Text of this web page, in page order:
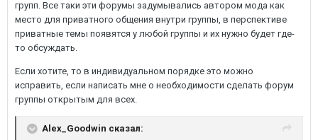
групп. Все таки эти форумы задумывались автором мода как
место для приватного общения внутри группы, в перспективе
приватные темы появятся у любой группы и их нужно будет где-
то обсуждать.
Если хотите, то в индивидуальном порядке это можно
исправить, если написать мне о необходимости сделать форум
группы открытым для всех.
Alex_Goodwin сказал: